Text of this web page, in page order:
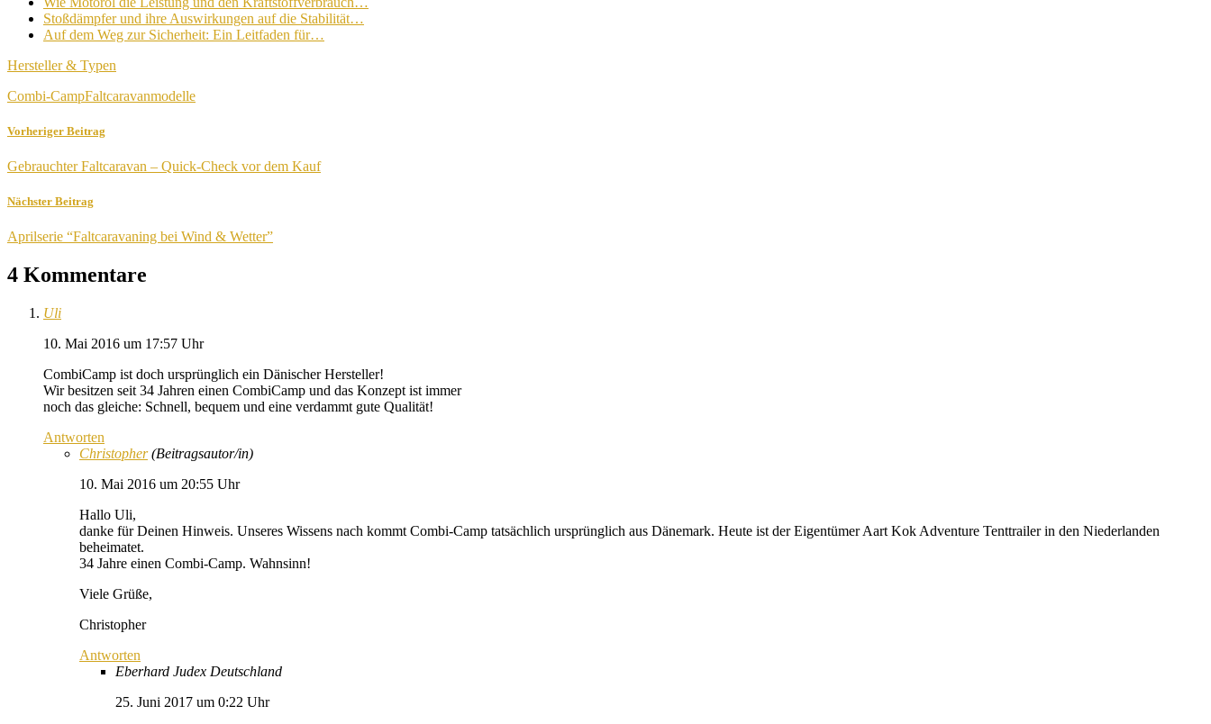
Stoßdämpfer und ihre Auswirkungen auf die Stabilität…
Auf dem Weg zur Sicherheit: Ein Leitfaden für…
Hersteller & Typen
Combi-CampFaltcaravanmodelle
Vorheriger Beitrag
Gebrauchter Faltcaravan – Quick-Check vor dem Kauf
Nächster Beitrag
Aprilserie “Faltcaravaning bei Wind & Wetter”
4 Kommentare
Uli
10. Mai 2016 um 17:57 Uhr
CombiCamp ist doch ursprünglich ein Dänischer Hersteller!
Wir besitzen seit 34 Jahren einen CombiCamp und das Konzept ist immer
noch das gleiche: Schnell, bequem und eine verdammt gute Qualität!
Antworten
Christopher (Beitragsautor/in)
10. Mai 2016 um 20:55 Uhr
Hallo Uli,
danke für Deinen Hinweis. Unseres Wissens nach kommt Combi-Camp tatsächlich ursprünglich aus Dänemark. Heute ist der Eigentümer Aart Kok Adventure Tenttrailer in den Niederlanden
beheimatet.
34 Jahre einen Combi-Camp. Wahnsinn!
Viele Grüße,
Christopher
Antworten
Eberhard Judex Deutschland
25. Juni 2017 um 0:22 Uhr